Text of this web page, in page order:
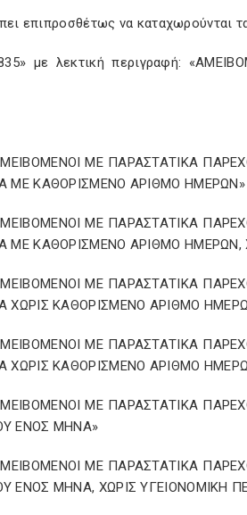
επιπροσθέτως να καταχωρούνται
με λεκτική περιγραφή:
ΜΕ ΠΑΡΑΣΤΑΤΙΚΑ
ΜΕ ΚΑΘΟΡΙΣΜΕΝΟ ΑΡΙΘΜΟ ΗΜΕΡΩΝ»
ΜΕ ΠΑΡΑΣΤΑΤΙΚΑ
ΜΕ ΚΑΘΟΡΙΣΜΕΝΟ ΑΡΙΘΜΟ ΗΜΕΡΩΝ,
ΜΕ ΠΑΡΑΣΤΑΤΙΚΑ
ΧΩΡΙΣ ΚΑΘΟΡΙΣΜΕΝΟ ΑΡΙΘΜΟ
ΜΕ ΠΑΡΑΣΤΑΤΙΚΑ
ΧΩΡΙΣ ΚΑΘΟΡΙΣΜΕΝΟ ΑΡΙΘΜΟ
ΜΕ ΠΑΡΑΣΤΑΤΙΚΑ
ΕΝΟΣ ΜΗΝΑ»
ΜΕ ΠΑΡΑΣΤΑΤΙΚΑ
ΕΝΟΣ ΜΗΝΑ, ΧΩΡΙΣ ΥΓΕΙΟΝΟΜΙΚΗ